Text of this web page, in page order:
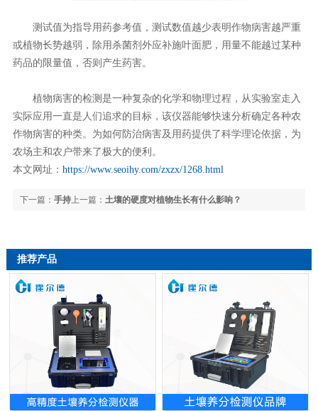
测试值为指导用药参考值，测试数值越少表明作物病害越严重
或植物长势越弱，除用杀菌剂外应补施叶面肥，用量不能越过某种
药品的限量值，否则产生药害。
植物病害的检测是一种复杂的化学和物理过程，从实验室走入
实际应用一直是人们追求的目标，该仪器能够快速分析确定各种农
作物病害的种类。为如何防治病害及用药提供了科学理论依据，为
农场主和农户带来了极大的便利。
本文网址： https://www.seoihy.com/zxzx/1268.html
上一篇：土壤的硬度对植物生长有什么影响？
下一篇： 手持
推荐产品